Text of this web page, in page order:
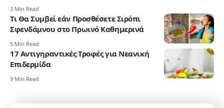
3 Min Read
Τι Θα Συμβεί εάν Προσθέσετε Σιρόπι
Σφενδάμνου στο Πρωινό Καθημερινά
5 Min Read
17 Αντιγηραντικές Τροφές για Νεανική
Επιδερμίδα
9 Min Read